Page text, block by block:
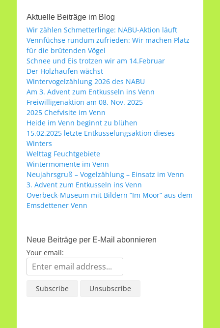
k
Aktuelle Beiträge im Blog
Wir zählen Schmetterlinge: NABU-Aktion läuft
Vennfüchse rundum zufrieden: Wir machen Platz
für die brütenden Vögel
Schnee und Eis trotzen wir am 14.Februar
Der Holzhaufen wächst
Wintervogelzählung 2026 des NABU
Am 3. Advent zum Entkusseln ins Venn
Freiwilligenaktion am 08. Nov. 2025
2025 Chefvisite im Venn
Heide im Venn beginnt zu blühen
15.02.2025 letzte Entkusselungsaktion dieses
Winters
Welttag Feuchtgebiete
Wintermomente im Venn
Neujahrsgruß – Vogelzählung – Einsatz im Venn
3. Advent zum Entkusseln ins Venn
Overbeck-Museum mit Bildern “Im Moor” aus dem
Emsdettener Venn
Neue Beiträge per E-Mail abonnieren
Your email: